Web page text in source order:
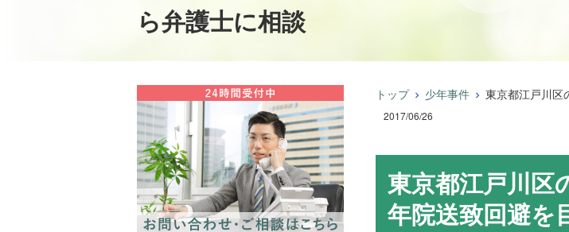
ら弁護士に相談
トップ 少年事件 東京都江戸川
2017/06/26
東京都江戸川
年院送致回避